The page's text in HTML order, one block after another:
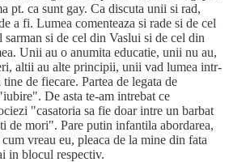
pt. ca sunt gay. Ca discuta unii si rad,
a fi. Lumea comenteaza si rade si de cel
sarman si de cel din Vaslui si de cel din
Unii au o anumita educatie, unii nu au,
altii au alte principii, unii vad lumea intr-
de fiecare. Partea de legata de
De asta te-am intrebat ce
"casatoria sa fie doar intre un barbat
de mori". Pare putin infantila abordarea,
vreau eu, pleaca de la mine din fata
in blocul respectiv.